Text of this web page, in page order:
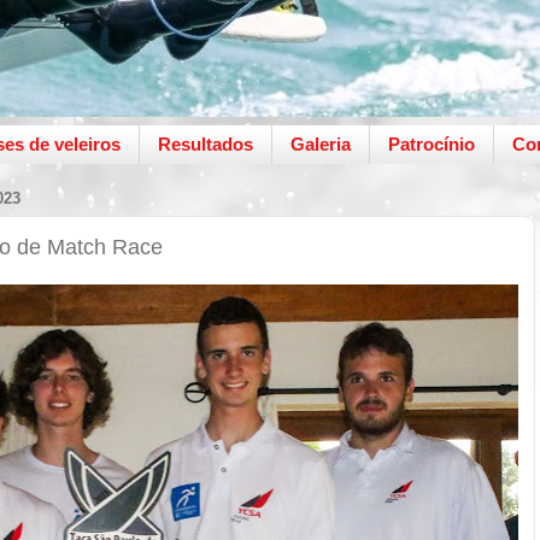
de veleiros Resultados Galeria Patrocínio
de Match Race